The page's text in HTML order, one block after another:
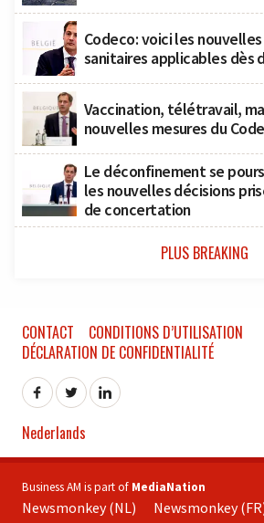
Codeco: voici les
sanitaires applicables dès
Vaccination, télétravail,
nouvelles mesures du
Le déconfinement se
les nouvelles décisions
de concertation
PLUS BREAKING
CONTACT
CONDITIONS D’UTILISATION
DÉCLARATION DE CONFIDENTIALITÉ
Nederlands
Business AM is part of MediaNation
Newsmonkey (NL) Newsmonkey